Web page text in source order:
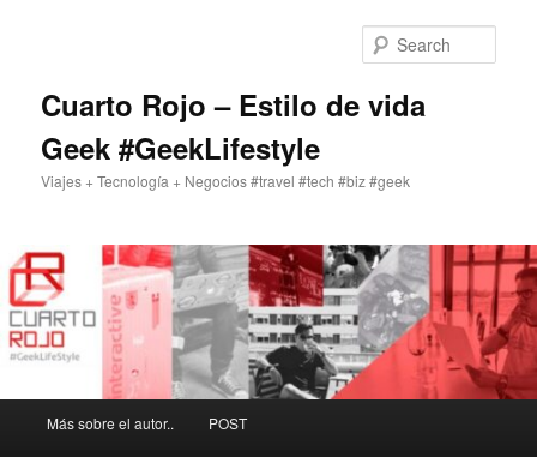
Cuarto Rojo – Estilo de vida
Geek #GeekLifestyle
Viajes + Tecnología + Negocios #travel #tech #biz #geek
Más sobre el autor.. POST